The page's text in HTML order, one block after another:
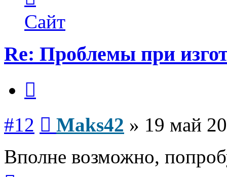
пользователя
Maks42
Сайт
Re: Проблемы при
#12 Maks42 » 19 май
Вполне возможно,